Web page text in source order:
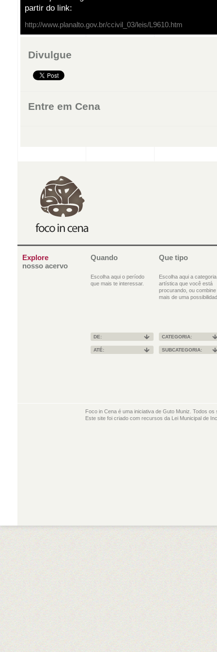
partir do link:
http://www.planalto.gov.br/ccivil_03/leis/L9610.htm
Divulgue
Entre em Cena
Explore
nosso acervo
Quando
Escolha aqui o período
que mais te interessar.
Que tipo
Escolha aqui a categoria
artística que você está
procurando, ou combine
mais de uma
DE:
ATÉ:
CATEGORIA:
SUBCATEGORIA:
Foco in Cena é uma iniciativa de Guto Muniz. Todos
Este site foi criado com recursos da Lei Municipal de